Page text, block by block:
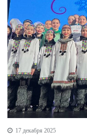
17 декабря 2025